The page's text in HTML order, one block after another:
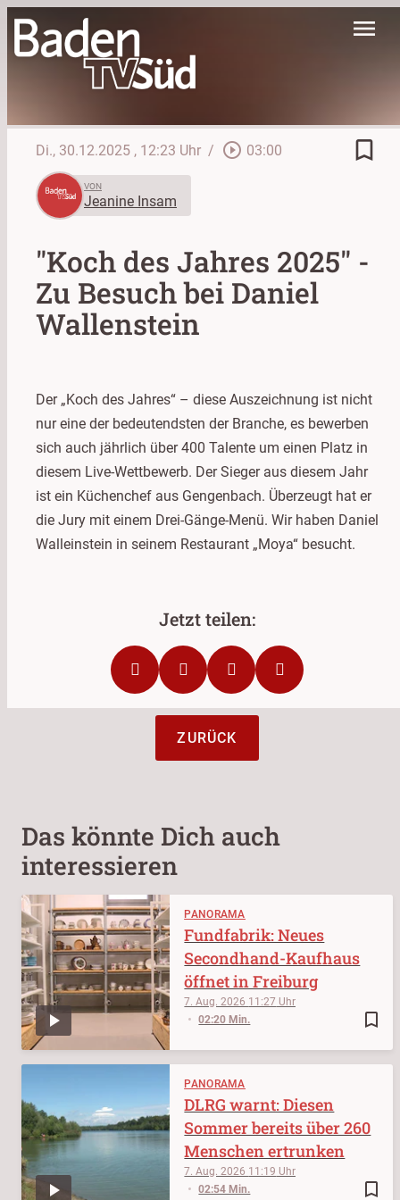
menu
Di., 30.12.2025 , 12:23 Uhr / play_circle_outline 03:00 bookmark_border
VON
Jeanine Insam
"Koch des Jahres 2025" -
Zu Besuch bei Daniel
Wallenstein
Der „Koch des Jahres“ – diese Auszeichnung ist nicht
nur eine der bedeutendsten der Branche, es bewerben
sich auch jährlich über 400 Talente um einen Platz in
diesem Live-Wettbewerb. Der Sieger aus diesem Jahr
ist ein Küchenchef aus Gengenbach. Überzeugt hat er
die Jury mit einem Drei-Gänge-Menü. Wir haben Daniel
Walleinstein in seinem Restaurant „Moya“ besucht.
ZURÜCK
Das könnte Dich auch
interessieren
PANORAMA
bookmark_border
7. Aug. 2026 11:27
02:20 Min.
Fundfabrik: Neues
Secondhand-Kaufhaus
öffnet in Freiburg
PANORAMA
bookmark_border
7. Aug. 2026 11:19
02:54 Min.
DLRG warnt: Diesen
Sommer bereits über 260
Menschen ertrunken